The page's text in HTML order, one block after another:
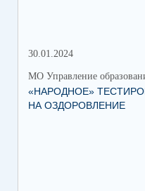
30.01.2024
МО Управление
«НАРОДНОЕ»
НА ОЗДОРОВЛЕНИЕ